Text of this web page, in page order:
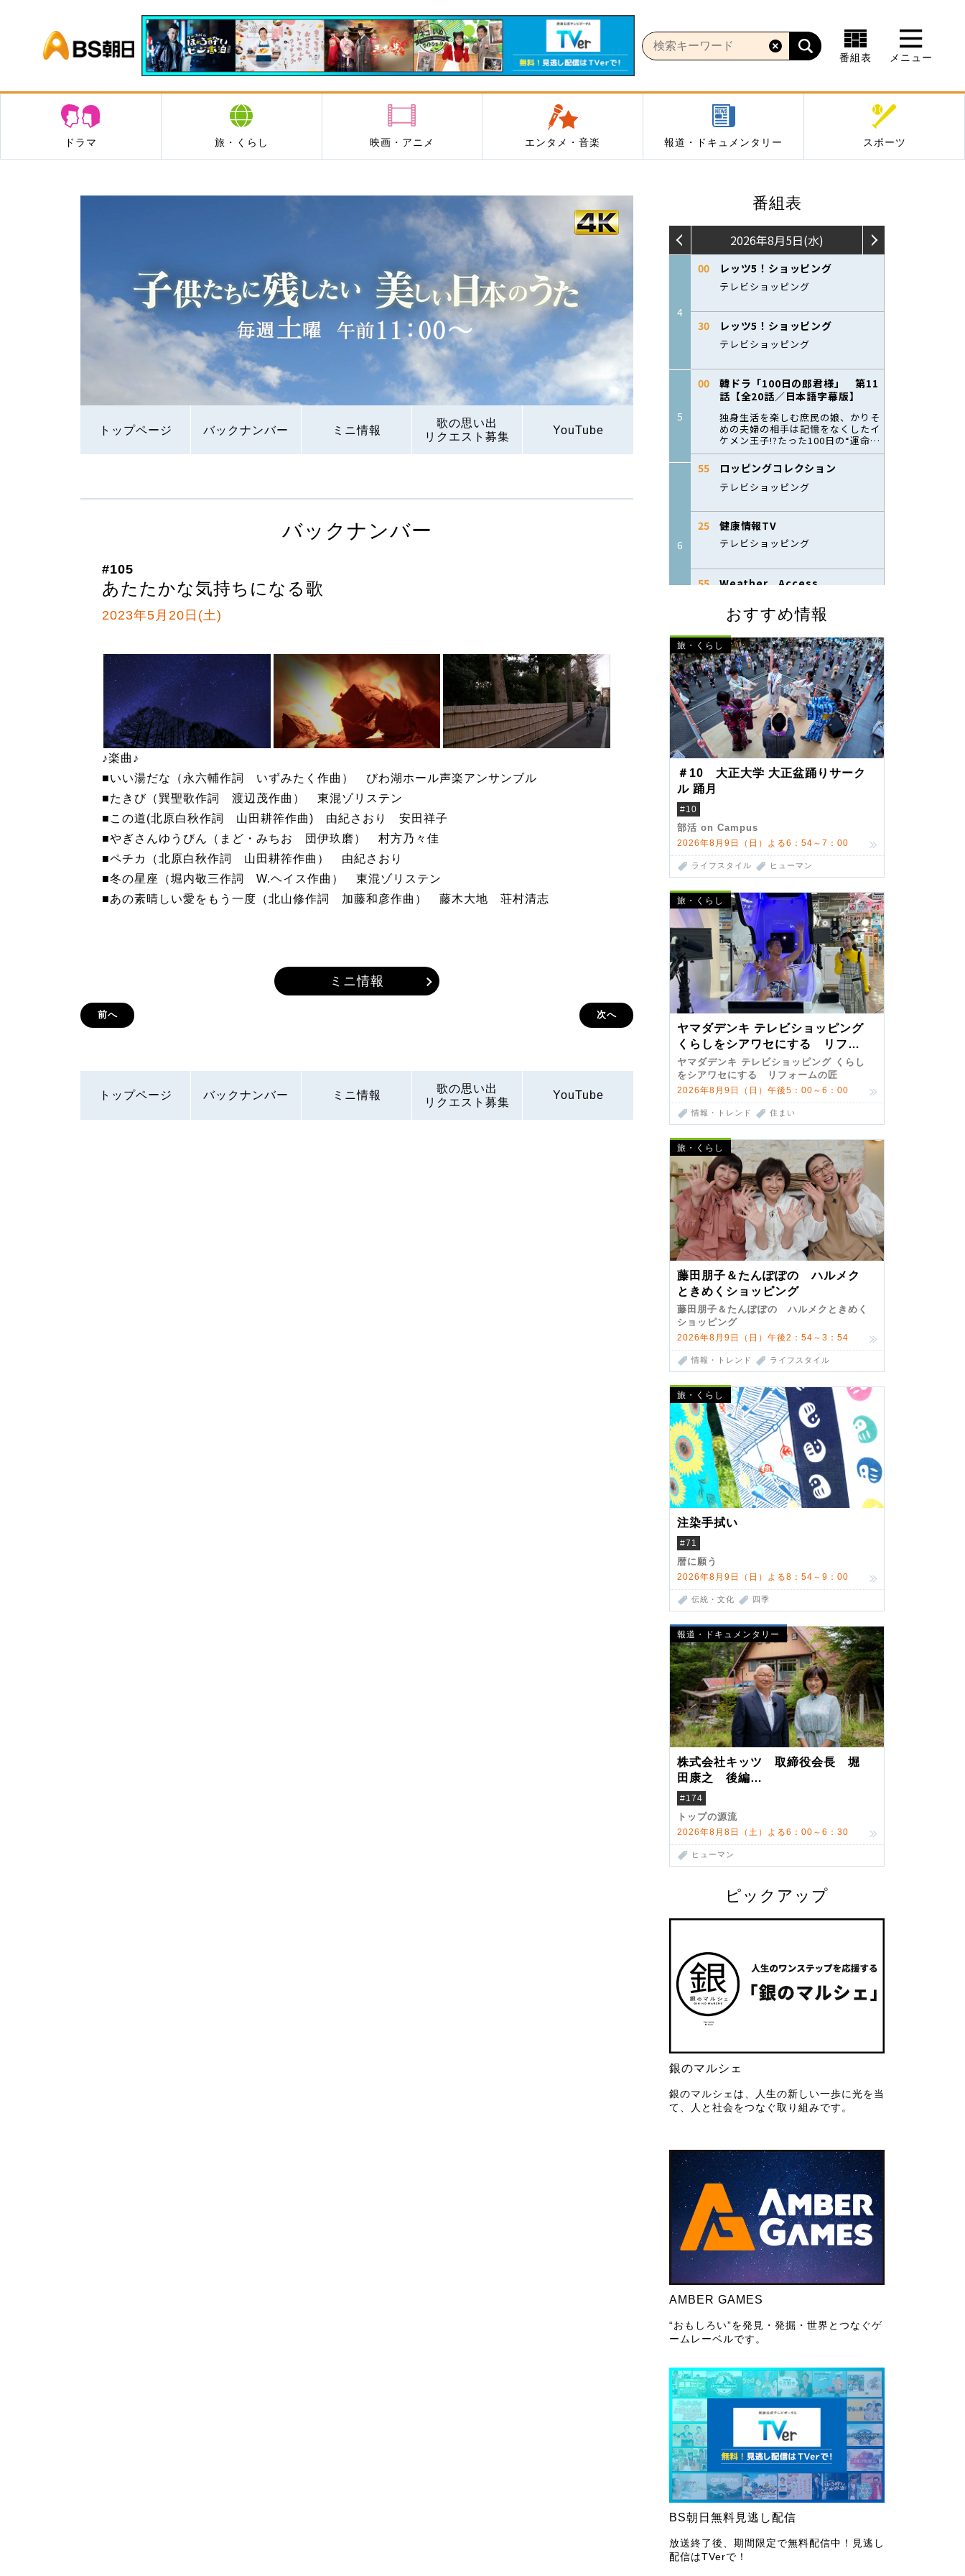
BS朝日
番組表 メニュー
ドラマ 旅・くらし 映画・アニメ エンタメ・音楽 報道・ドキュメンタリー スポーツ
トップページ バックナンバー ミニ情報
歌の思い出
リクエスト募集
YouTube
番組表
おすすめ情報
旅・くらし
＃10 大正大学 大正盆踊りサーク
ル 踊月
#10
部活 on Campus
2026年8月9日（日）よる6：54～7：00
ライフスタイル ヒューマン
旅・くらし
ヤマダデンキ テレビショッピング
くらしをシアワセにする リフォ
ームの匠 第7弾
ヤマダデンキ テレビショッピング くらし
をシアワセにする リフォームの匠
2026年8月9日（日）午後5：00～6：00
情報・トレンド 住まい
旅・くらし
藤田朋子＆たんぽぽの ハルメク
ときめくショッピング
藤田朋子＆たんぽぽの ハルメクときめく
ショッピング
2026年8月9日（日）午後2：54～3：54
情報・トレンド ライフスタイル
旅・くらし
注染手拭い
#71
暦に願う
2026年8月9日（日）よる8：54～9：00
伝統・文化 四季
報道・ドキュメンタリー
株式会社キッツ 取締役会長 堀
田康之 後編
米国駐在でも浮かんだ八ヶ岳 山
小屋を営んだ父母
#174
トップの源流
2026年8月8日（土）よる6：00～6：30
ヒューマン
ピックアップ
銀のマルシェ
銀のマルシェは、人生の新しい一歩に光を当
て、人と社会をつなぐ取り組みです。
AMBER GAMES
“おもしろい”を発見・発掘・世界とつなぐゲ
ームレーベルです。
BS朝日無料見逃し配信
放送終了後、期間限定で無料配信中！見逃し
配信はTVerで！
バックナンバー
#105
あたたかな気持ちになる歌
2023年5月20日(土)
♪楽曲♪
■いい湯だな（永六輔作詞 いずみたく作曲） びわ湖ホール声楽アンサンブル
■たきび（巽聖歌作詞 渡辺茂作曲） 東混ゾリステン
■この道(北原白秋作詞 山田耕筰作曲) 由紀さおり 安田祥子
■やぎさんゆうびん（まど・みちお 団伊玖磨） 村方乃々佳
■ペチカ（北原白秋作詞 山田耕筰作曲） 由紀さおり
■冬の星座（堀内敬三作詞 W.ヘイス作曲） 東混ゾリステン
■あの素晴しい愛をもう一度（北山修作詞 加藤和彦作曲） 藤木大地 荘村清志
ミニ情報
前へ 次へ
トップページ バックナンバー ミニ情報
歌の思い出
リクエスト募集
YouTube